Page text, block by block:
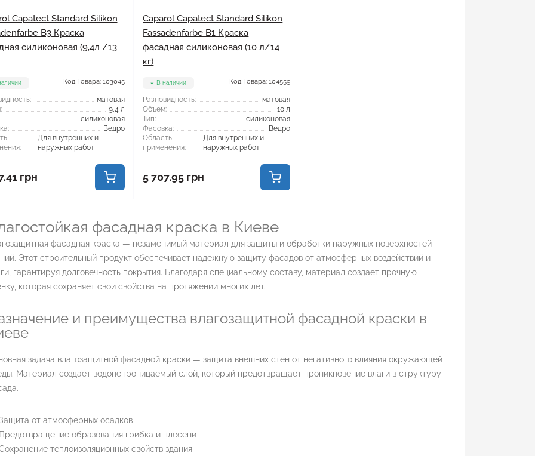
Capatect Standard Silikon
B3 Краска
силиконовая (9,4л /13
Код Товара: 103045
матовая
9,4 л
силиконовая
Ведро
Для внутренних и
наружных работ
грн
Caparol Capatect Standard Silikon
Fassadenfarbe B1 Краска
фасадная силиконовая (10 л/14
кг)
В наличии Код Товара: 104559
Разновидность:
матовая
Объем:
10 л
Тип:
силиконовая
Фасовка:
Ведро
Область
применения:
Для внутренних и
наружных работ
5 707.95 грн
фасадная краска в Киеве
фасадная краска — незаменимый материал для защиты и обработки наружных поверхностей
Этот строительный продукт обеспечивает надежную защиту фасадов от атмосферных воздействий и
гарантируя долговечность покрытия. Благодаря специальному составу, материал создает прочную
которая сохраняет свои свойства на протяжении многих лет.
и преимущества влагозащитной фасадной краски в
задача влагозащитной фасадной краски — защита внешних стен от негативного влияния окружающей
Материал создает водонепроницаемый слой, который предотвращает проникновение влаги в структуру
Защита от атмосферных осадков
Предотвращение образования грибка и плесени
теплоизоляционных свойств здания